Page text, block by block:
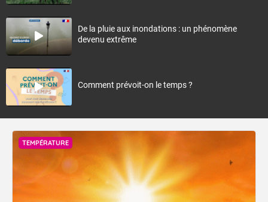
De la pluie aux inondations : un phénomène
devenu extrême
Comment prévoit-on le temps ?
TEMPÉRATURE